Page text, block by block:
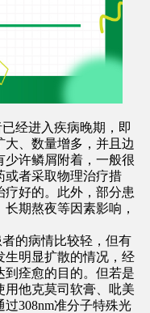
经进入疾病晚期，即
、数量增多，并且边
许鳞屑附着，一般很
或者采取物理治疗措
好的。此外，部分患
期熬夜等因素影响，
的病情比较轻，但有
生明显扩散的情况，经
痊愈的目的。但若是
他克莫司软膏、吡美
308nm准分子特殊光